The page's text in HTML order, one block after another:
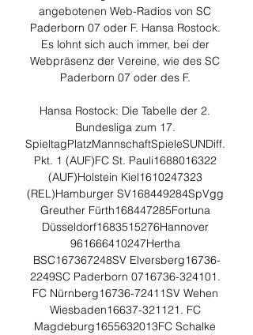
angebotenen Web-Radios von SC
Paderborn 07 oder F. Hansa Rostock.
Es lohnt sich auch immer, bei der
Webpräsenz der Vereine, wie des SC
Paderborn 07 oder des F.
Hansa Rostock: Die Tabelle der 2.
Bundesliga zum 17.
SpieltagPlatzMannschaftSpieleSUNDiff.
Pkt. 1 (AUF)FC St. Pauli1688016322
(AUF)Holstein Kiel1610247323
(REL)Hamburger SV168449284SpVgg
Greuther Fürth168447285Fortuna
Düsseldorf1683515276Hannover
961666410247Hertha
BSC167367248SV Elversberg16736-
2249SC Paderborn 0716736-324101.
FC Nürnberg16736-72411SV Wehen
Wiesbaden16637-321121. FC
Magdeburg1655632013FC Schalke